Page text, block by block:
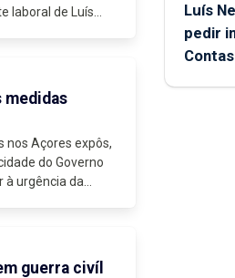
laboral de Luís
medidas
nos Açores expôs,
do Governo
à urgência da
guerra civíl
Luís
pedir
Contas